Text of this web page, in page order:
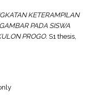
KETERAMPILAN
PADA SISWA
PROGO. S1 thesis,